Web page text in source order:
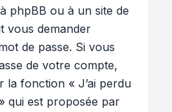
phpBB ou à un site de
vous demander
de passe. Si vous
de votre compte,
la fonction « J’ai perdu
qui est proposée par